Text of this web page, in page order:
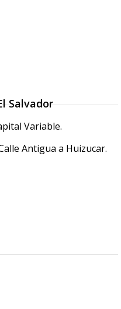
Salvador
Variable.
Antigua a Huizucar.